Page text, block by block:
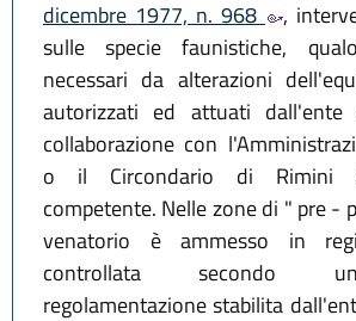
dicembre 1977, n. 968
,
sulle specie faunistiche,
necessari da alterazioni
autorizzati ed attuati
collaborazione con
o il Circondario di Rimini
competente. Nelle zone di " pre -
venatorio è ammesso in
controllata secondo
regolamentazione stabilita